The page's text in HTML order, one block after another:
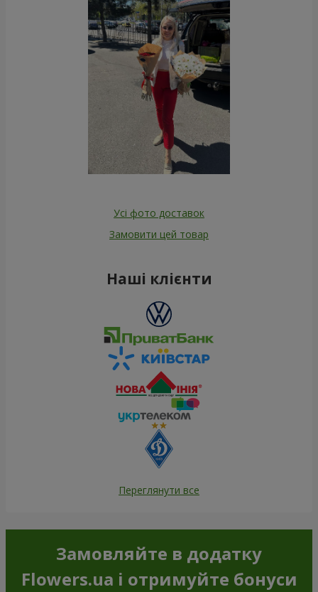
Усі фото доставок
Замовити цей товар
Наші клієнти
Переглянути все
Замовляйте в додатку
Flowers.ua і отримуйте бонуси